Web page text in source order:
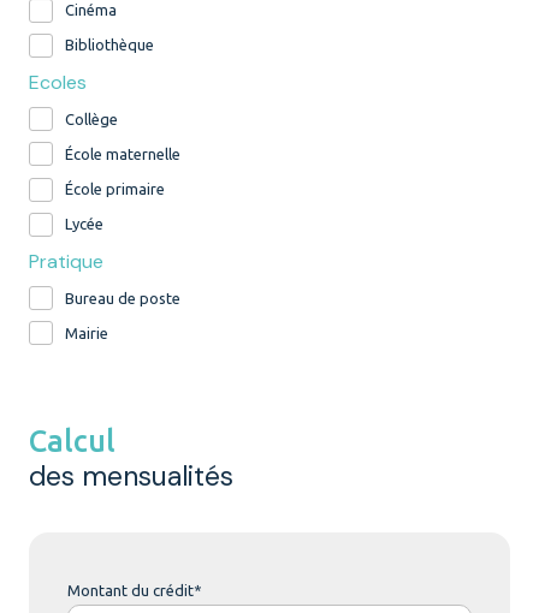
Cinéma
Bibliothèque
Ecoles
Collège
École maternelle
École primaire
Lycée
Pratique
Bureau de poste
Mairie
Calcul
des mensualités
Montant du crédit*